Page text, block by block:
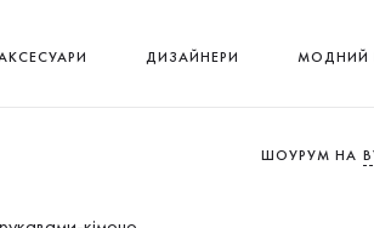
ДИЗАЙНЕРИ МОДНИЙ
ШОУРУМ НА